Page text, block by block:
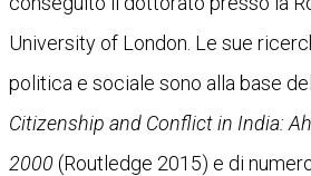
University of London. Le sue
politica e sociale sono alla base
Citizenship and Conflict in India:
2000(Routledge 2015) e di